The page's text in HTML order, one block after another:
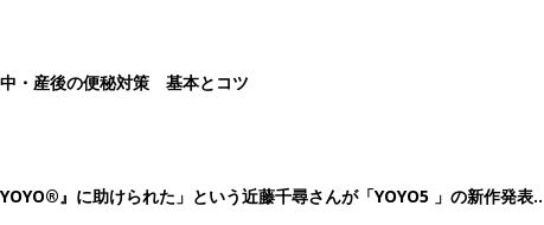
・産後の便秘対策 基本とコツ
』に助けられた」という近藤千尋さんが「YOYO5 」の新作発表